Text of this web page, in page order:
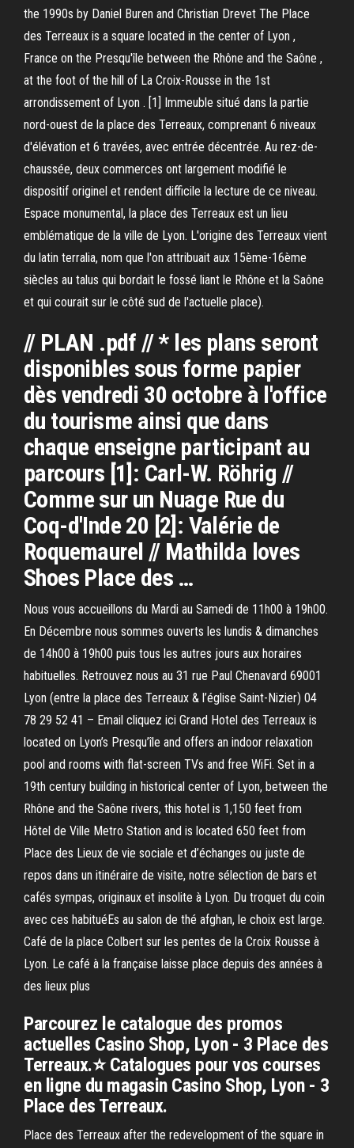
the 1990s by Daniel Buren and Christian Drevet The Place
des Terreaux is a square located in the center of Lyon ,
France on the Presqu'île between the Rhône and the Saône ,
at the foot of the hill of La Croix-Rousse in the 1st
arrondissement of Lyon . [1] Immeuble situé dans la partie
nord-ouest de la place des Terreaux, comprenant 6 niveaux
d'élévation et 6 travées, avec entrée décentrée. Au rez-de-
chaussée, deux commerces ont largement modifié le
dispositif originel et rendent difficile la lecture de ce niveau.
Espace monumental, la place des Terreaux est un lieu
emblématique de la ville de Lyon. L'origine des Terreaux vient
du latin terralia, nom que l'on attribuait aux 15ème-16ème
siècles au talus qui bordait le fossé liant le Rhône et la Saône
et qui courait sur le côté sud de l'actuelle place).
// PLAN .pdf // * les plans seront
disponibles sous forme papier
dès vendredi 30 octobre à l'office
du tourisme ainsi que dans
chaque enseigne participant au
parcours [1]: Carl-W. Röhrig //
Comme sur un Nuage Rue du
Coq-d'Inde 20 [2]: Valérie de
Roquemaurel // Mathilda loves
Shoes Place des …
Nous vous accueillons du Mardi au Samedi de 11h00 à 19h00.
En Décembre nous sommes ouverts les lundis & dimanches
de 14h00 à 19h00 puis tous les autres jours aux horaires
habituelles. Retrouvez nous au 31 rue Paul Chenavard 69001
Lyon (entre la place des Terreaux & l’église Saint-Nizier) 04
78 29 52 41 – Email cliquez ici Grand Hotel des Terreaux is
located on Lyon’s Presqu’île and offers an indoor relaxation
pool and rooms with flat-screen TVs and free WiFi. Set in a
19th century building in historical center of Lyon, between the
Rhône and the Saône rivers, this hotel is 1,150 feet from
Hôtel de Ville Metro Station and is located 650 feet from
Place des Lieux de vie sociale et d’échanges ou juste de
repos dans un itinéraire de visite, notre sélection de bars et
cafés sympas, originaux et insolite à Lyon. Du troquet du coin
avec ces habituéEs au salon de thé afghan, le choix est large.
Café de la place Colbert sur les pentes de la Croix Rousse à
Lyon. Le café à la française laisse place depuis des années à
des lieux plus
Parcourez le catalogue des promos
actuelles Casino Shop, Lyon - 3 Place des
Terreaux.⭐ Catalogues pour vos courses
en ligne du magasin Casino Shop, Lyon - 3
Place des Terreaux.
Place des Terreaux after the redevelopment of the square in